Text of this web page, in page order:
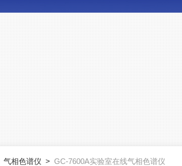
气相色谱仪 > GC-7600A实验室在线气相色谱仪